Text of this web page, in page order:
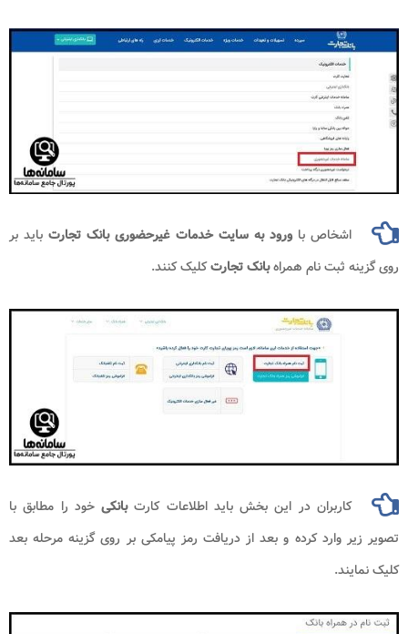
اشخاص باورود به سایت خدمات غیرحضوری بانک تجارتباید بر
روی گزینه ثبت نام همراهبانک تجارتکلیک کنند.
کاربران در این بخش باید اطلاعات کارتبانکیخود را مطابق با
تصویر زیر وارد کرده و بعد از دریافت رمز پیامکی بر روی گزینه مرحله بعد
کلیک نمایند.